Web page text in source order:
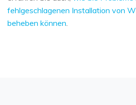
fehlgeschlagenen Installation von
beheben können.